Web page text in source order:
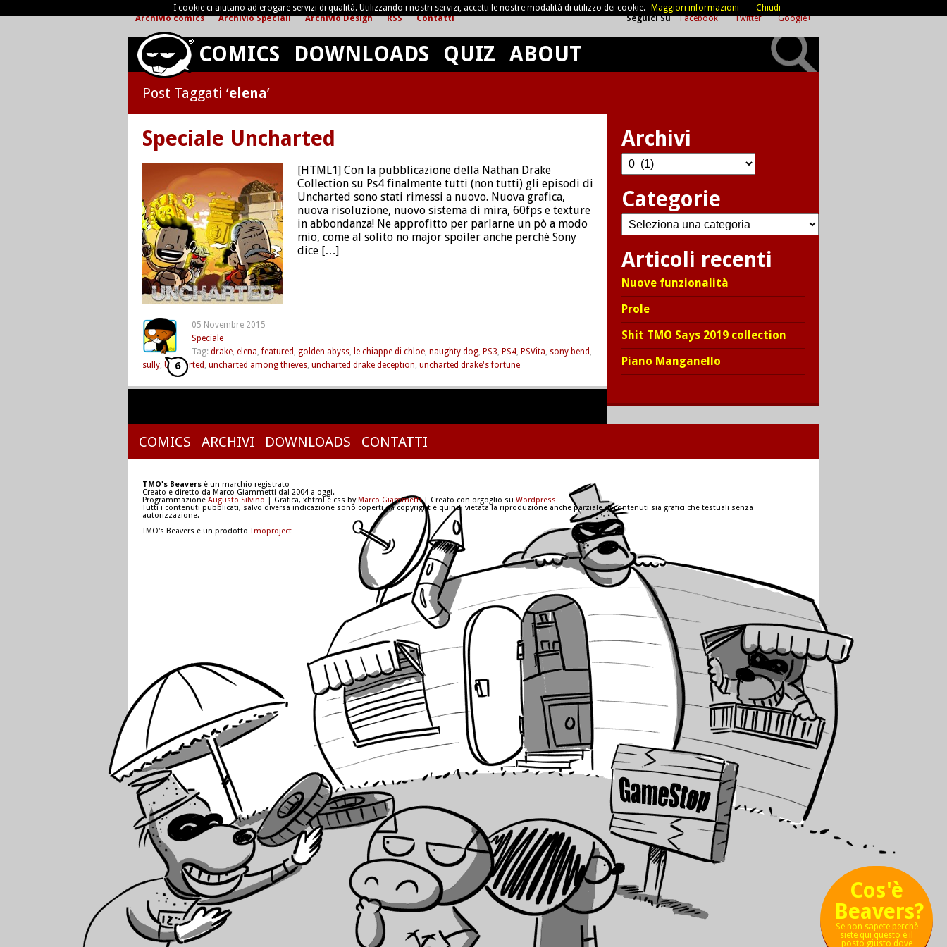
Cos'è
Beavers?
Se non sapete perchè
siete qui questo è il
posto giusto dove
Seguici Su Facebook Twitter Google+
Archivio comics Archivio Speciali Archivio Design RSS Contatti
COMICS DOWNLOADS QUIZ ABOUT
Post Taggati ‘elena’
Speciale Uncharted
[HTML1] Con la pubblicazione della Nathan Drake
Collection su Ps4 finalmente tutti (non tutti) gli episodi di
Uncharted sono stati rimessi a nuovo. Nuova grafica,
nuova risoluzione, nuovo sistema di mira, 60fps e texture
in abbondanza! Ne approfitto per parlarne un pò a modo
mio, come al solito no major spoiler anche perchè Sony
dice […]
05 Novembre 2015
Speciale
Tag: drake, elena,featured , golden abyss, le chiappe di chloe, naughty dog, PS3, PS4, PSVita, sony bend ,
sully, Uncharted , uncharted among thieves, uncharted drake deception, uncharted drake's fortune
6
Archivi
Archivi
Categorie
Categorie
Articoli recenti
Nuove funzionalità
Prole
Shit TMO Says 2019 collection
Piano Manganello
COMICS ARCHIVI DOWNLOADS CONTATTI
TMO's Beavers è un marchio registrato
Creato e diretto da Marco Giammetti dal 2004 a oggi.
Programmazione Augusto Silvino | Grafica, xhtml e css byMarco Giammetti| Creato con orgoglio su Wordpress
Tutti i contenuti pubblicati, salvo diversa indicazione sono coperti da copyright è quindi vietata la riproduzione anche parziale di contenuti sia grafici che testuali senza
autorizzazione.
TMO's Beavers è un prodottoTmoproject
I cookie ci aiutano ad erogare servizi di qualità. Utilizzando i nostri servizi, accetti le nostre modalità di utilizzo dei cookie. Maggiori informazioni Chiudi